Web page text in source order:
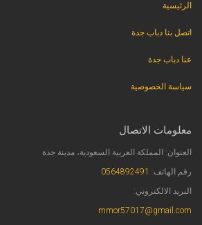
الرئيسية
اتصل بنا دباب جدة
عنا دباب جدة
سياسة الخصوصية
معلومات الاتصال
العنوان: المملكة العربية السعودية، مدينة جدة
رقم الهاتف: 0564892491
البريد الالكتروني:
mmor57017@gmail.com